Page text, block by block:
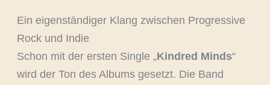
Ein eigenständiger Klang zwischen Progressive
Rock und Indie
Schon mit der ersten Single „Kindred Minds“
wird der Ton des Albums gesetzt. Die Band